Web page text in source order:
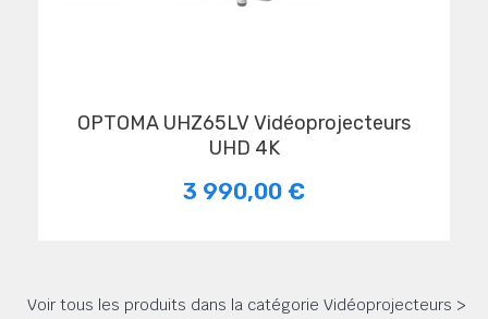
OPTOMA UHZ65LV Vidéoprojecteurs
UHD 4K
3 990,00 €
Voir tous les produits dans la catégorie Vidéoprojecteurs >